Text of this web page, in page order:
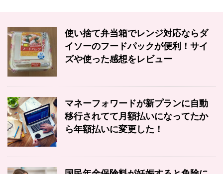
使い捨て弁当箱でレンジ対応ならダ
イソーのフードパックが便利！サイ
ズや使った感想をレビュー
マネーフォワードが新プランに自動
移行されてて月額払いになってたか
ら年額払いに変更した！